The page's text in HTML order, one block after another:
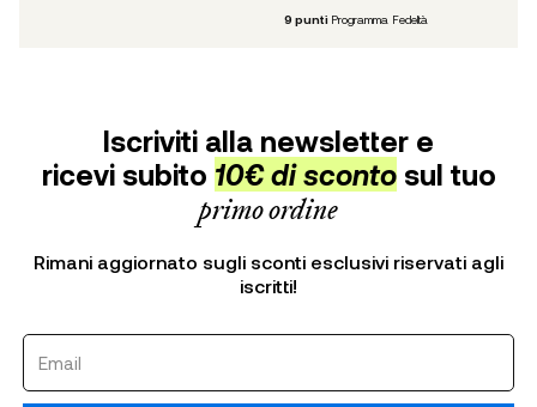
9 punti Programma Fedeltà
Iscriviti alla newsletter e
ricevi subito 10€ di scontosul tuo
primo ordine
Rimani aggiornato sugli sconti esclusivi riservati agli
iscritti!